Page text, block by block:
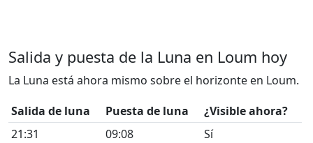
Salida y puesta de la Luna en Loum hoy
La Luna está ahora mismo sobre el horizonte en Loum.
Salida de luna
Puesta de luna
¿Visible ahora?
21:31
09:08 Sí